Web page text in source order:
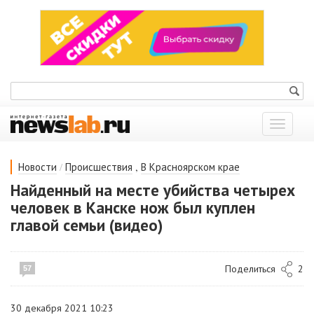
Показать
меню
Новости / Происшествия , В Красноярском крае
Найденный на месте убийства четырех
человек в Канске нож был куплен
главой семьи (видео)
57 Поделиться 2
30 декабря 2021 10:23